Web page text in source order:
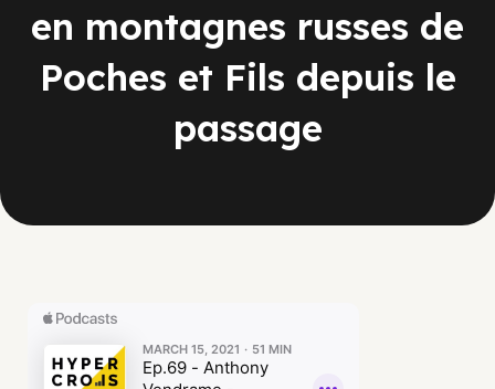
en montagnes russes de
Poches et Fils depuis le
passage